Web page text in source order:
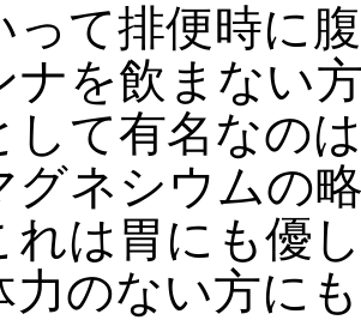
って排便時に
ナを飲まない
して有名なの
グネシウムの
れは胃にも優
力のない方に